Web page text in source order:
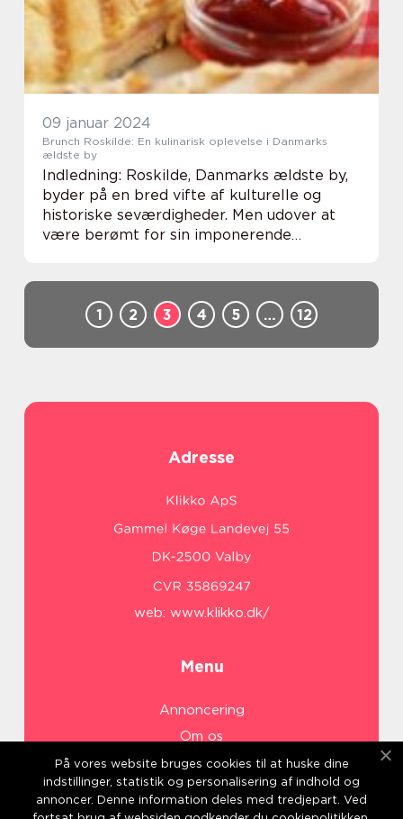
09 januar 2024
Brunch Roskilde: En kulinarisk oplevelse i Danmarks
ældste by
Indledning: Roskilde, Danmarks ældste by,
byder på en bred vifte af kulturelle og
historiske seværdigheder. Men udover at
være berømt for sin imponerende
1
2 3 4 5 … 12
Adresse
web: www.klikko.dk/
Menu
Annoncering
Om os
Cookies
Kontakt os
Sitemap
På vores website bruges cookies til at huske dine
indstillinger, statistik og personalisering af indhold og
annoncer. Denne information deles med tredjepart. Ved